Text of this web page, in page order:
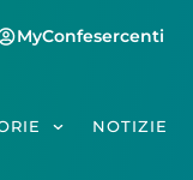
MyConfesercenti
NOTIZIE